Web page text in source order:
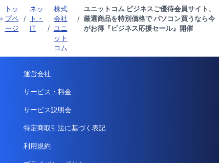
トッ
プペ
ージ
/
ネッ
ト・
IT
/
株式
会社
ユニ
ット
コム
/
ユニットコム ビジネスご優待会員サイト、
厳選商品を特別価格で パソコン買うなら今
がお得『ビジネス応援セール』開催
運営会社
サービス・料金
サービス説明会
特定商取引法に基づく表記
利用規約